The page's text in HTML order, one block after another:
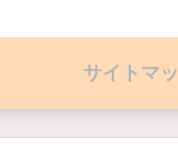
サイトマ